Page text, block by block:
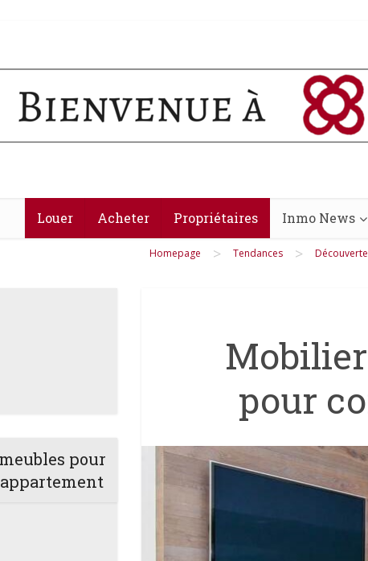
Louer Acheter Propriétaires Inmo News
Homepage > Tendances > Découverte
pour
pour